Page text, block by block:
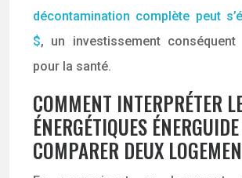
décontamination complète peut
$, un investissement
pour la santé.
COMMENT INTERPRÉTER
ÉNERGÉTIQUES
COMPARER DEUX